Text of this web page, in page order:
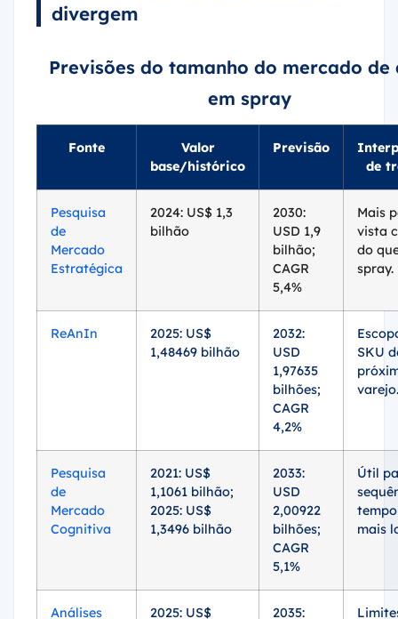
divergem
Previsões do tamanho do mercado de
em spray
Fonte
Valor
base/histórico
Previsão
de
Pesquisa
de
Mercado
Estratégica
2024: US$ 1,3
bilhão
2030:
USD 1,9
bilhão;
CAGR
5,4%
Mais
vista
do
spray.
ReAnIn
2025: US$
1,48469 bilhão
2032:
USD
1,97635
bilhões;
CAGR
4,2%
SKU
varejo.
Pesquisa
de
Mercado
Cognitiva
2021: US$
1,1061 bilhão;
2025: US$
1,3496 bilhão
2033:
USD
2,00922
bilhões;
CAGR
5,1%
Útil
mais
Análises 2025: US$ 2035: